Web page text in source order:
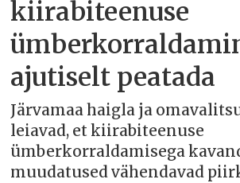
kiirabiteenuse
ajutiselt peatada
Järvamaa haigla ja
leiavad, et kiirabiteenuse
ümberkorraldamisega
muudatused vähendavad